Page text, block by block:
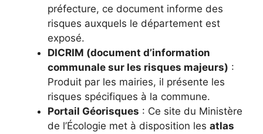
préfecture, ce document informe des
risques auxquels le département est
exposé.
DICRIM (document d’information
communale sur les risques majeurs) :
Produit par les mairies, il présente les
risques spécifiques à la commune.
Portail Géorisques : Ce site du Ministère
de l’Écologie met à disposition les atlas